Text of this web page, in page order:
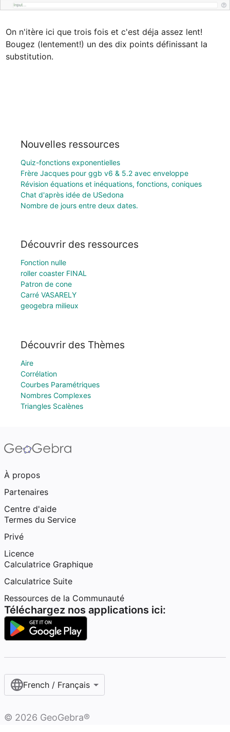
On n'itère ici que trois fois et c'est déja assez lent!
Bougez (lentement!) un des dix points définissant la
substitution.
Nouvelles ressources
Quiz-fonctions exponentielles
Frère Jacques pour ggb v6 & 5.2 avec enveloppe
Révision équations et inéquations, fonctions, coniques
Chat d'après idée de USedona
Nombre de jours entre deux dates.
Découvrir des ressources
Fonction nulle
roller coaster FINAL
Patron de cone
Carré VASARELY
geogebra milieux
Découvrir des Thèmes
Aire
Corrélation
Courbes Paramétriques
Nombres Complexes
Triangles Scalènes
À propos
Partenaires
Centre d'aide
Termes du Service
Privé
Licence
Calculatrice Graphique
Calculatrice Suite
Ressources de la Communauté
Téléchargez nos applications ici:
French / Français‎
© 2026 GeoGebra®